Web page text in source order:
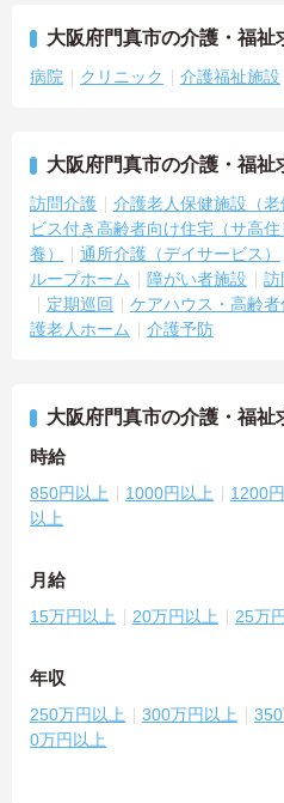
大阪府門真市の介護・福祉
病院 クリニック 介護福祉施設
大阪府門真市の介護・福
訪問介護 介護老人保健施設（老
ビス付き高齢者向け住宅（サ高住
養）
通所介護（デイサービス）
ループホーム
障がい者施設 訪
定期巡回
ケアハウス・高齢
護老人ホーム
介護予防
大阪府門真市の介護・福祉
時給
850円以上 1000円以上 1200
以上
月給
15万円以上 20万円以上 25万
年収
250万円以上 300万円以上
0万円以上